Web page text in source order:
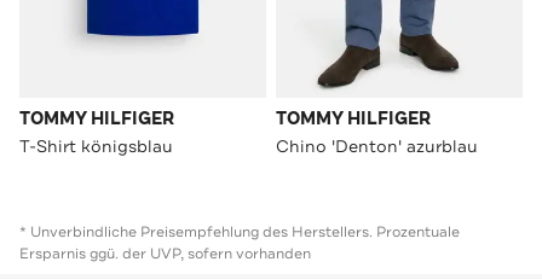
TOMMY HILFIGER
T-Shirt königsblau
TOMMY HILFIGER
Chino 'Denton' azurblau
* Unverbindliche Preisempfehlung des Herstellers. Prozentuale
Ersparnis ggü. der UVP, sofern vorhanden